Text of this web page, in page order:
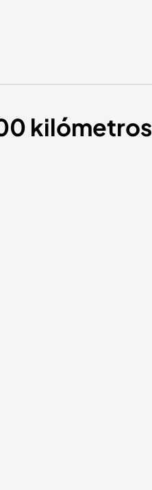
kilómetros